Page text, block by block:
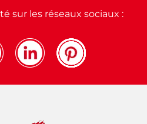
sur les réseaux sociaux :